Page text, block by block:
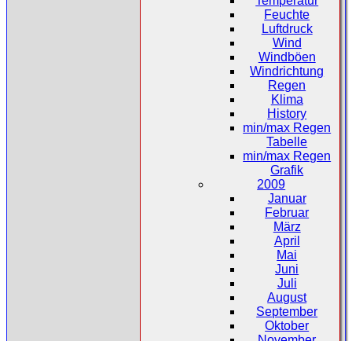
Feuchte
Luftdruck
Wind
Windböen
Windrichtung
Regen
Klima
History
min/max Regen
Tabelle
min/max Regen
Grafik
2009
Januar
Februar
März
April
Mai
Juni
Juli
August
September
Oktober